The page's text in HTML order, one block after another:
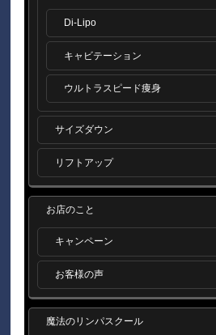
Di-Lipo
キャビテーション
ウルトラスピード痩身
サイズダウン
リフトアップ
お店のこと
キャンペーン
お客様の声
魔法のリンパスクール